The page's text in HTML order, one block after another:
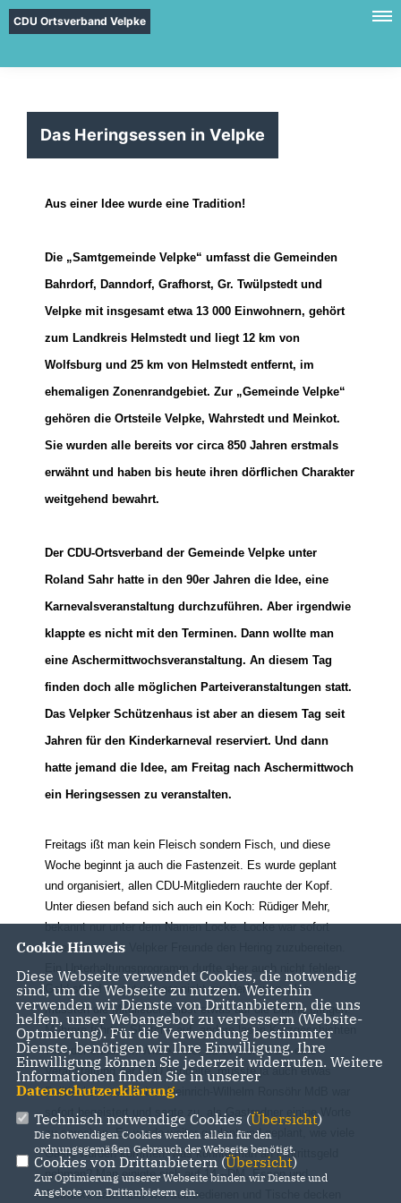
CDU Ortsverband Velpke
Das Heringsessen in Velpke
Aus einer Idee wurde eine Tradition!
Die „Samtgemeinde Velpke“ umfasst die Gemeinden
Bahrdorf, Danndorf, Grafhorst, Gr. Twülpstedt und
Velpke mit insgesamt etwa 13 000 Einwohnern, gehört
zum Landkreis Helmstedt und liegt 12 km von
Wolfsburg und 25 km von Helmstedt entfernt, im
ehemaligen Zonenrandgebiet. Zur „Gemeinde Velpke“
gehören die Ortsteile Velpke, Wahrstedt und Meinkot.
Sie wurden alle bereits vor circa 850 Jahren erstmals
erwähnt und haben bis heute ihren dörflichen Charakter
weitgehend bewahrt.
Der CDU-Ortsverband der Gemeinde Velpke unter
Roland Sahr hatte in den 90er Jahren die Idee, eine
Karnevalsveranstaltung durchzuführen. Aber irgendwie
klappte es nicht mit den Terminen. Dann wollte man
eine Aschermittwochsveranstaltung. An diesem Tag
finden doch alle möglichen Parteiveranstaltungen statt.
Das Velpker Schützenhaus ist aber an diesem Tag seit
Jahren für den Kinderkarneval reserviert. Und dann
hatte jemand die Idee, am Freitag nach Aschermittwoch
ein Heringsessen zu veranstalten.
Freitags ißt man kein Fleisch sondern Fisch, und diese
Woche beginnt ja auch die Fastenzeit. Es wurde geplant
und organisiert, allen CDU-Mitgliedern rauchte der Kopf.
Unter diesen befand sich auch ein Koch: Rüdiger Mehr,
bekannt nur unter dem Namen Locke. Locke war sofort
bereit, für seine Velpker Freunde den Hering zuzubereiten.
Ein Unterhaltungsprogramm durfte aber auch nicht fehlen.
Geld stand so gut wie gar nicht zur Verfügung, also
mussten die Mitglieder selbst etwas auf die Bühne bringen.
Mehrere führten Sketche auf, andere lasen Kurzgeschichten
vor oder erzählten Witze. Aber da es sich ja um eine
Veranstaltung der CDU handelte, musste ja auch etwas
Politisches stattfinden. Heinrich-Wilhelm Ronsöhr MdB war
sofort begeistert und sagte zu, als Gastredner einige Worte
zu sprechen. Es wurde weiter geplant und geplant, wie viele
Gäste würden kommen, was konnte man an Eintrittsgeld
nehmen? Man einigte sich auf 14,--DM, Essen und
Getränke satt. Aber wer soll bedienen und Tische decken
Cookie Hinweis
Diese Webseite verwendet Cookies, die notwendig
sind, um die Webseite zu nutzen. Weiterhin
verwenden wir Dienste von Drittanbietern, die uns
helfen, unser Webangebot zu verbessern (Website-
Optmierung). Für die Verwendung bestimmter
Dienste, benötigen wir Ihre Einwilligung. Ihre
Einwilligung können Sie jederzeit widerrufen. Weitere
Informationen finden Sie in unserer
Datenschutzerklärung.
Technisch notwendige Cookies (Übersicht)
Die notwendigen Cookies werden allein für den
ordnungsgemäßen Gebrauch der Webseite benötigt.
Cookies von Drittanbietern (Übersicht)
Zur Optimierung unserer Webseite binden wir Dienste und
Angebote von Drittanbietern ein.